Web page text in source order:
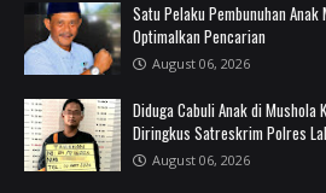
Satu Pelaku Pembunuhan
Optimalkan Pencarian
August 06, 2026
Diduga Cabuli Anak di Mushola
Diringkus Satreskrim Polres
August 06, 2026